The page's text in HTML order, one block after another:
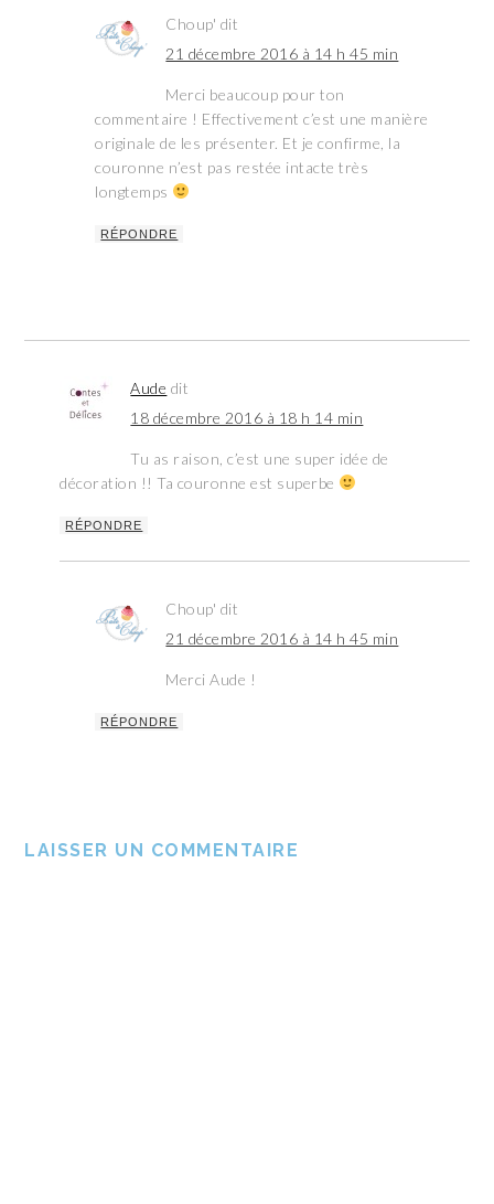
Choup' dit
21 décembre 2016 à 14 h 45 min
Merci beaucoup pour ton
commentaire ! Effectivement c’est une manière
originale de les présenter. Et je confirme, la
couronne n’est pas restée intacte très
longtemps
RÉPONDRE
Aude dit
18 décembre 2016 à 18 h 14 min
Tu as raison, c’est une super idée de
décoration !! Ta couronne est superbe
RÉPONDRE
Choup' dit
21 décembre 2016 à 14 h 45 min
Merci Aude !
RÉPONDRE
LAISSER UN COMMENTAIRE